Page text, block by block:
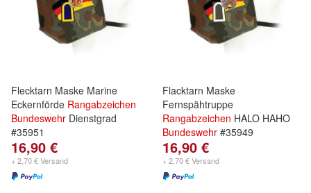
Flecktarn Maske Marine
Eckernförde Rangabzeichen
Bundeswehr Dienstgrad
#35951
16,90 €
+ 2,70 € Versand
Flacktarn Maske
Fernspähtruppe
Rangabzeichen HALO HAHO
Bundeswehr #35949
16,90 €
+ 2,70 € Versand